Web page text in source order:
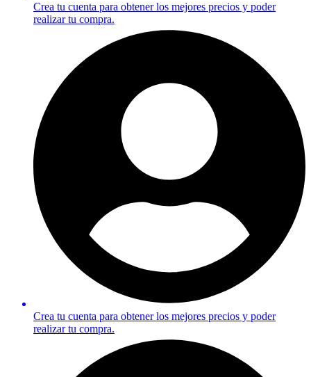
Crea tu cuenta para obtener los mejores precios y poder
realizar tu compra.
Crea tu cuenta para obtener los mejores precios y poder
realizar tu compra.